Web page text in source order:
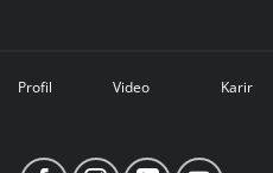
Profil Video Karir